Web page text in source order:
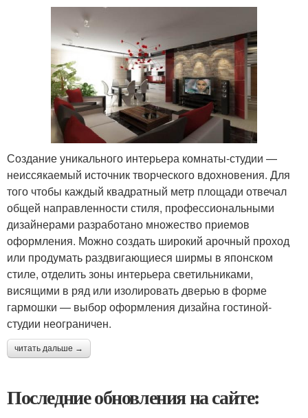
Создание уникального интерьера комнаты-студии —
неиссякаемый источник творческого вдохновения. Для
того чтобы каждый квадратный метр площади отвечал
общей направленности стиля, профессиональными
дизайнерами разработано множество приемов
оформления. Можно создать широкий арочный проход
или продумать раздвигающиеся ширмы в японском
стиле, отделить зоны интерьера светильниками,
висящими в ряд или изолировать дверью в форме
гармошки — выбор оформления дизайна гостиной-
студии неограничен.
читать дальше →
Последние обновления на сайте: